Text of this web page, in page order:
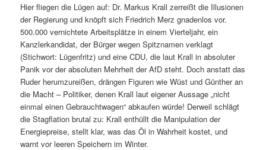
Hier fliegen die Lügen auf: Dr. Markus Krall zerreißt die Illusionen
der Regierung und knöpft sich Friedrich Merz gnadenlos vor.
500.000 vernichtete Arbeitsplätze in einem Vierteljahr, ein
Kanzlerkandidat, der Bürger wegen Spitznamen verklagt
(Stichwort: Lügenfritz) und eine CDU, die laut Krall in absoluter
Panik vor der absoluten Mehrheit der AfD steht. Doch anstatt das
Ruder herumzureißen, drängen Figuren wie Wüst und Günther an
die Macht – Politiker, denen Krall laut eigener Aussage „nicht
einmal einen Gebrauchtwagen“ abkaufen würde! Derweil schlägt
die Stagflation brutal zu: Krall enthüllt die Manipulation der
Energiepreise, stellt klar, was das Öl in Wahrheit kostet, und
warnt vor leeren Speichern im Winter.